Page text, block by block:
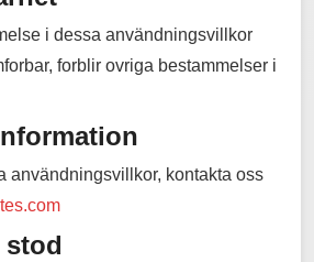
i dessa användningsvillkor
forblir ovriga bestammelser i
användningsvillkor, kontakta oss